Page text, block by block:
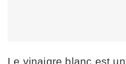
Le vinaigre blanc est un